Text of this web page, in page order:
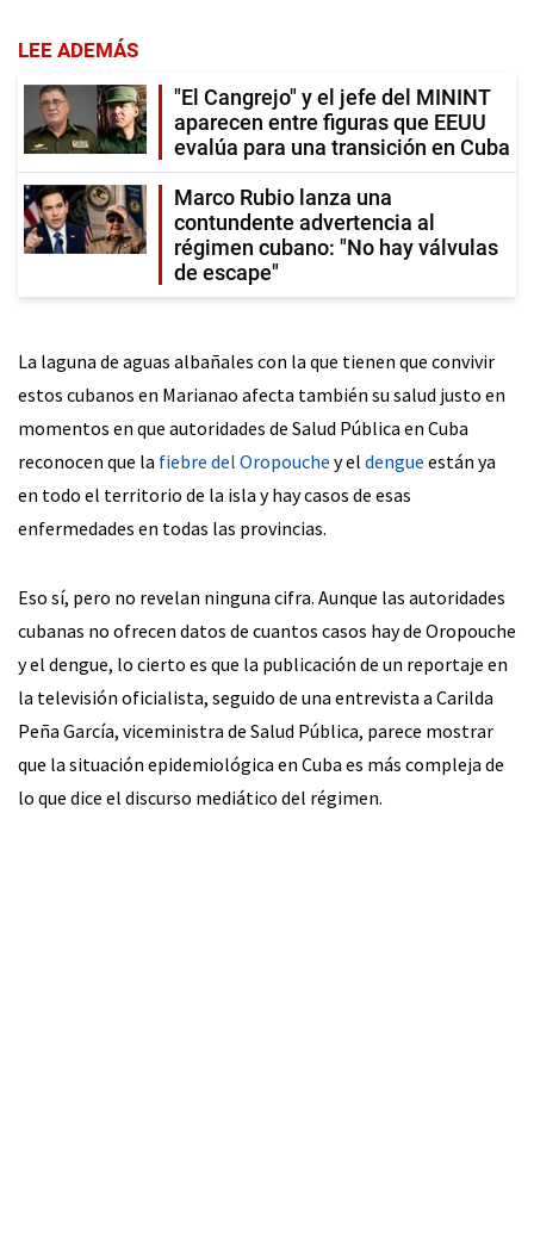
LEE ADEMÁS
"El Cangrejo" y el jefe del MININT
aparecen entre figuras que EEUU
evalúa para una transición en Cuba
Marco Rubio lanza una
contundente advertencia al
régimen cubano: "No hay válvulas
de escape"
La laguna de aguas albañales con la que tienen que convivir
estos cubanos en Marianao afecta también su salud justo en
momentos en que autoridades de Salud Pública en Cuba
reconocen que la fiebre del Oropouche y el dengue están ya
en todo el territorio de la isla y hay casos de esas
enfermedades en todas las provincias.
Eso sí, pero no revelan ninguna cifra. Aunque las autoridades
cubanas no ofrecen datos de cuantos casos hay de Oropouche
y el dengue, lo cierto es que la publicación de un reportaje en
la televisión oficialista, seguido de una entrevista a Carilda
Peña García, viceministra de Salud Pública, parece mostrar
que la situación epidemiológica en Cuba es más compleja de
lo que dice el discurso mediático del régimen.